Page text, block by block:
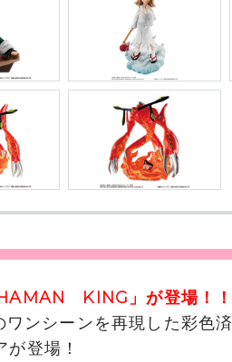
KING」が登場！！
ンシーンを再現した彩色済
登場！